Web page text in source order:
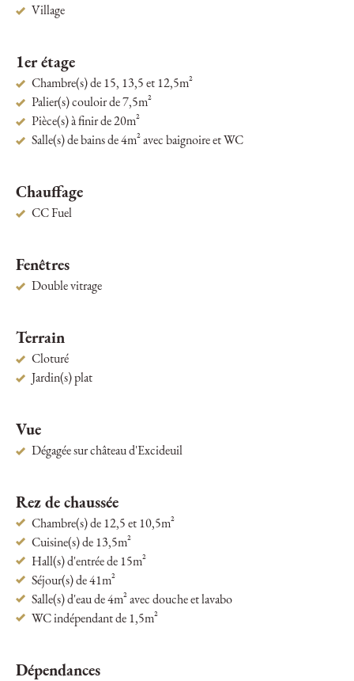
Village
1er étage
Chambre(s) de 15, 13,5 et 12,5m²
Palier(s) couloir de 7,5m²
Pièce(s) à finir de 20m²
Salle(s) de bains de 4m² avec baignoire et WC
Chauffage
CC Fuel
Fenêtres
Double vitrage
Terrain
Cloturé
Jardin(s) plat
Vue
Dégagée sur château d'Excideuil
Rez de chaussée
Chambre(s) de 12,5 et 10,5m²
Cuisine(s) de 13,5m²
Hall(s) d'entrée de 15m²
Séjour(s) de 41m²
Salle(s) d'eau de 4m² avec douche et lavabo
WC indépendant de 1,5m²
Dépendances